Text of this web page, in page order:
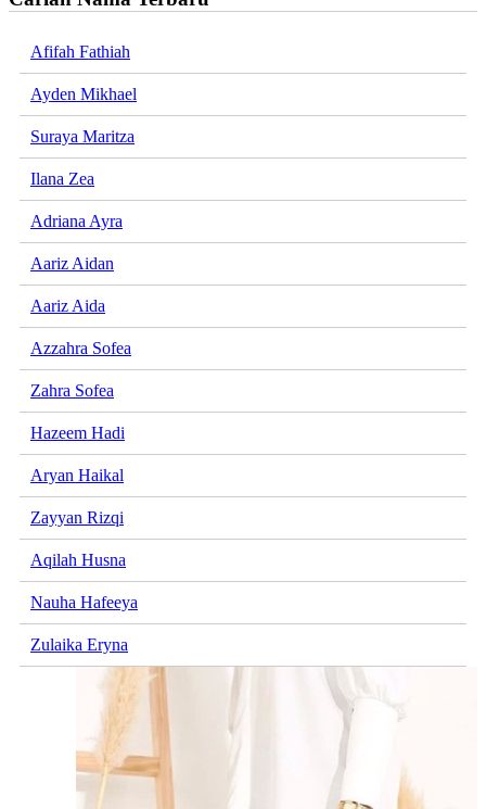
Afifah Fathiah
Ayden Mikhael
Suraya Maritza
Ilana Zea
Adriana Ayra
Aariz Aidan
Aariz Aida
Azzahra Sofea
Zahra Sofea
Hazeem Hadi
Aryan Haikal
Zayyan Rizqi
Aqilah Husna
Nauha Hafeeya
Zulaika Eryna